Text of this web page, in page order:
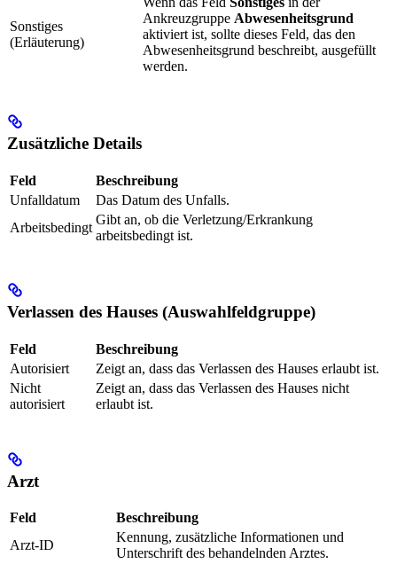
Sonstiges
(Erläuterung)
Ankreuzgruppe Abwesenheitsgrund
aktiviert ist, sollte dieses Feld, das den
Abwesenheitsgrund beschreibt, ausgefüllt
werden.
Zusätzliche Details
Feld
Beschreibung
Unfalldatum
Das Datum des Unfalls.
Arbeitsbedingt
Gibt an, ob die Verletzung/Erkrankung
arbeitsbedingt ist.
Verlassen des Hauses (Auswahlfeldgruppe)
Feld
Beschreibung
Autorisiert
Zeigt an, dass das Verlassen des Hauses erlaubt ist.
Nicht
autorisiert
Zeigt an, dass das Verlassen des Hauses nicht
erlaubt ist.
Arzt
Feld
Beschreibung
Arzt-ID
Kennung, zusätzliche Informationen und
Unterschrift des behandelnden Arztes.